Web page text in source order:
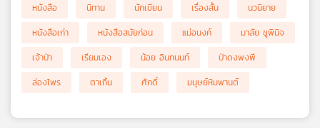
หนังสือ
นิทาน นักเขียน เรื่องสั้น
นวนิยาย
หนังสือเก่า
หนังสือสมัยก่อน แม่อนงค์
มาลัย ชูพินิจ
เจ้าป่า
เรียมเอง น้อย อินทนนท์
ป่าดงพงพี
ล่องไพร
ตาเกิ้น ศักดิ์ มนุษย์หิมพานต์